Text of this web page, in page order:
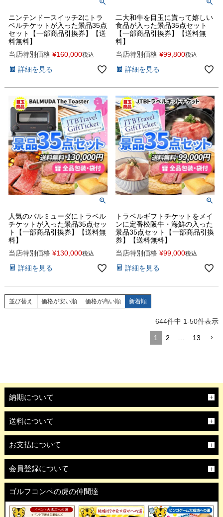
ニンテンドースイッチ2にトラ
ベルチケットが入った景品35点
セット【一部商品引換券】【送
料無料】
当店特別価格 ¥160,000税込
詳細を見る
二大和牛を目玉に貰って嬉しい
食品が入った景品35点セット
【一部商品引換券】【送料無
料】
当店特別価格 ¥99,800税込
詳細を見る
人気のバルミューダにトラベル
チケットが入った景品35点セッ
ト【一部商品引換券】【送料無
料】
当店特別価格 ¥130,000税込
詳細を見る
トラベルギフトチケットをメイ
ンに定番松阪牛・海鮮の入った
景品35点セット【一部商品引換
券】【送料無料】
当店特別価格 ¥99,000税込
詳細を見る
並び替え 価格が安い順 価格が高い順 新着順
644件中 1-50件表示
1 2 13
納期について
送料について
お支払について
会員登録について
ゴルフコンペの虎の仲間達